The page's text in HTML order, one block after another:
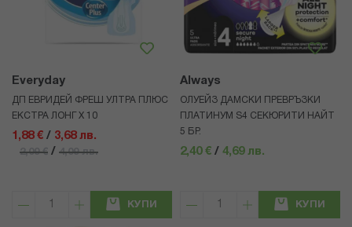
Everyday
ДП ЕВРИДЕЙ ФРЕШ УЛТРА ПЛЮС
ЕКСТРА ЛОНГ Х 10
1,88 € / 3,68 лв.
2,09 € / 4,09 лв.
КУПИ
Always
ОЛУЕЙЗ ДАМСКИ ПРЕВРЪЗКИ
ПЛАТИНУМ S4 СЕКЮРИТИ НАЙТ
5 БР.
2,40 € / 4,69 лв.
КУПИ